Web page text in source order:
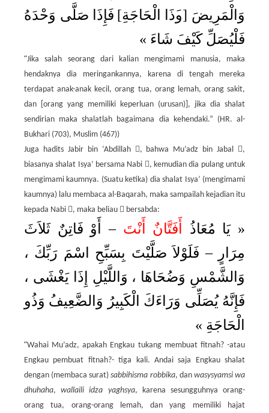
وَالْمَرِيضَ [وذ ا الحاجة] فَإِذَا صَلَّى وَحْدَهُ
فَلْيُصَلِّ كَيْفَ شَاءَ »
“Jika salah seorang dari kalian mengimami manusia, maka
hendaknya dia meringankannya, karena di tengah mereka
terdapat anak-anak kecil, orang tua, orang lemah, orang sakit,
dan [orang yang memiliki keperluan (urusan)], jika dia shalat
sendirian maka shalatlah bagaimana dia kehendaki.” (HR. al-
Bukhari (703), Muslim (467))
Juga hadits Jabir bin ‘Abdillah , bahwa Mu’adz bin Jabal ,
biasanya shalat Isya’ bersama Nabi , kemudian dia pulang untuk
mengimami kaumnya. (Suatu ketika) dia shalat Isya’ (mengimami
kaumnya) lalu membaca al-Baqarah, maka sampailah kejadian itu
kepada Nabi , maka beliau  bersabda:
«يَا مُعَاذُ أَفَتَّانٌ أَنْت َ–
أَوْ فَاتِنٌ ثَلاَثَ
مِرَارٍ– فَلَوْلاَ صَلَّيْتَ بِسَبِّحِ اسْمَ رَبِّكَ ،
وَالشَّمْسِ وَضُحَاهَا ، وَاللَّيْلِ إِذَا يَغْشَى ،
فَإِنَّهُ يُصَلِّى وَرَاءَكَ الْكَبِيرُ وَالضَّعِيفُ وَذُو
الْحَاجَةِ »
“Wahai Mu’adz, apakah Engkau tukang membuat fitnah? -atau
Engkau pembuat fitnah?- tiga kali. Andai saja Engkau shalat
dengan (membaca surat)sabbihisma robbika, dan wasysyamsi wa
dhuhaha,wallaili idza yaghsya, karena sesungguhnya orang-
orang tua, orang-orang lemah, dan yang memiliki hajat